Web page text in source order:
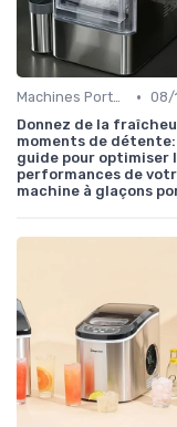
Machines Portables • 08/
Donnez de la
moments de détente:
guide pour optimiser
performances de
machine à glaçons